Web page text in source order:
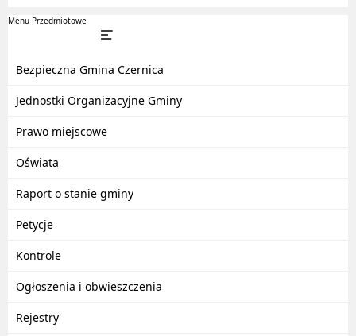
Menu Przedmiotowe
Bezpieczna Gmina Czernica
Jednostki Organizacyjne Gminy
Prawo miejscowe
Oświata
Raport o stanie gminy
Petycje
Kontrole
Ogłoszenia i obwieszczenia
Rejestry